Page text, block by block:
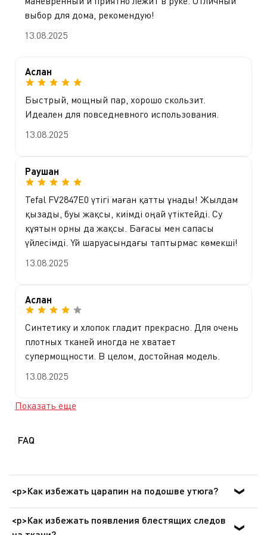
выбор для дома, рекомендую!
13.08.2025
Аслан
Быстрый, мощный пар, хорошо скользит.
Идеален для повседневного использования.
13.08.2025
Раушан
Tefal FV2847E0 үтігі маған қатты ұнады! Жылдам
қызады, буы жақсы, киімді оңай үтіктейді. Су
құятын орны да жақсы. Бағасы мен сапасы
үйлесімді. Үй шаруасындағы таптырмас көмекші!
13.08.2025
Аслан
Синтетику и хлопок гладит прекрасно. Для очень
плотных тканей иногда не хватает
супермощности. В целом, достойная модель.
13.08.2025
Показать еще
FAQ
<p>Как избежать царапин на подошве утюга?
Во избежание повреждений подошвы утюга
соблюдайте следующие рекомендации: • Всегда
<p>Как избежать появления блестящих следов